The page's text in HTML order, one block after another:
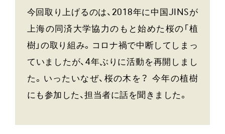
今回取り上げるのは、2018年に中国JINSが
上海の同済大学協力のもと始めた桜の「植
樹」の取り組み。コロナ禍で中断してしまっ
ていましたが、4年ぶりに活動を再開しまし
た。いったいなぜ、桜の木を？ 今年の植樹
にも参加した、担当者に話を聞きました。